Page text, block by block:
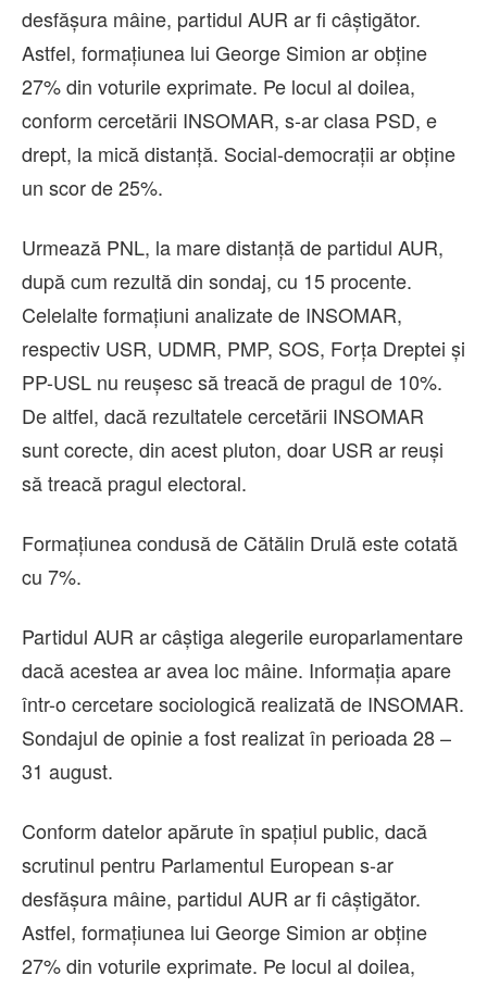
desfășura mâine, partidul AUR ar fi câștigător.
Astfel, formațiunea lui George Simion ar obține
27% din voturile exprimate. Pe locul al doilea,
conform cercetării INSOMAR, s-ar clasa PSD, e
drept, la mică distanță. Social-democrații ar obține
un scor de 25%.
Urmează PNL, la mare distanță de partidul AUR,
după cum rezultă din sondaj, cu 15 procente.
Celelalte formațiuni analizate de INSOMAR,
respectiv USR, UDMR, PMP, SOS, Forța Dreptei și
PP-USL nu reușesc să treacă de pragul de 10%.
De altfel, dacă rezultatele cercetării INSOMAR
sunt corecte, din acest pluton, doar USR ar reuși
să treacă pragul electoral.
Formațiunea condusă de Cătălin Drulă este cotată
cu 7%.
Partidul AUR ar câștiga alegerile europarlamentare
dacă acestea ar avea loc mâine. Informația apare
într-o cercetare sociologică realizată de INSOMAR.
Sondajul de opinie a fost realizat în perioada 28 –
31 august.
Conform datelor apărute în spațiul public, dacă
scrutinul pentru Parlamentul European s-ar
desfășura mâine, partidul AUR ar fi câștigător.
Astfel, formațiunea lui George Simion ar obține
27% din voturile exprimate. Pe locul al doilea,